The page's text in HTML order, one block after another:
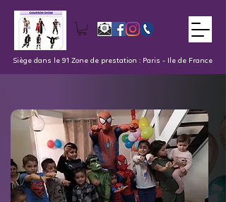
Siège dans le 91 Zone de prestation : Paris - Ile de France